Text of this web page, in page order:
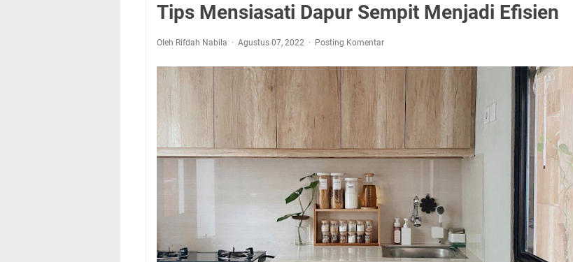
Tips Mensiasati Dapur Sempit Menjadi Efisien
Oleh Rifdah Nabila Agustus 07, 2022 Posting Komentar